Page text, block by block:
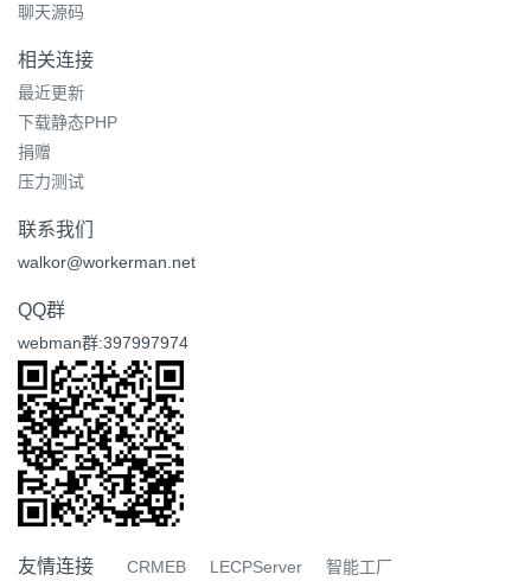
聊天源码
相关连接
最近更新
下载静态PHP
捐赠
压力测试
联系我们
walkor@workerman.net
QQ群
webman群:397997974
友情连接 CRMEB LECPServer 智能工厂